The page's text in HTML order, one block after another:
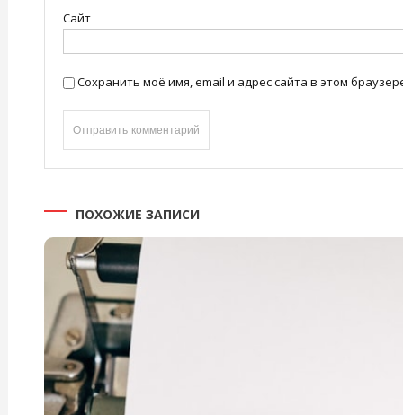
Сайт
Сохранить моё имя, email и адрес сайта в этом
ПОХОЖИЕ ЗАПИСИ